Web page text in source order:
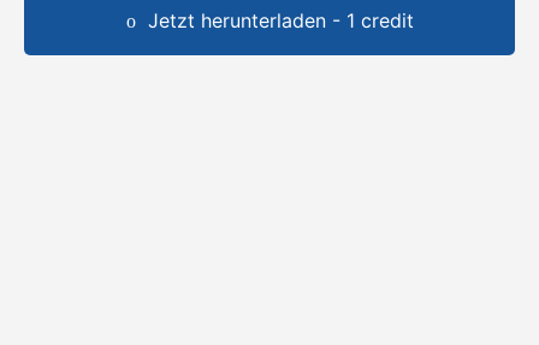
Jetzt herunterladen - 1 credit